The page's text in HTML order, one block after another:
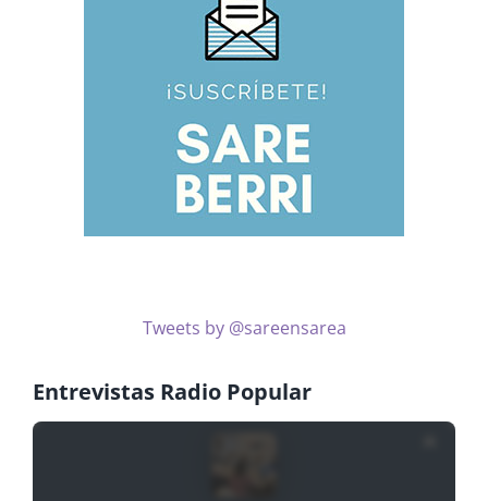
Tweets by @sareensarea
Entrevistas Radio Popular